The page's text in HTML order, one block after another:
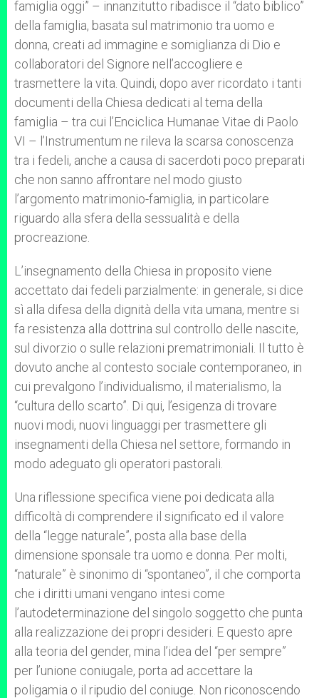
famiglia oggi” – innanzitutto ribadisce il “dato biblico”
della famiglia, basata sul matrimonio tra uomo e
donna, creati ad immagine e somiglianza di Dio e
collaboratori del Signore nell’accogliere e
trasmettere la vita. Quindi, dopo aver ricordato i tanti
documenti della Chiesa dedicati al tema della
famiglia – tra cui l’Enciclica Humanae Vitae di Paolo
VI – l’Instrumentum ne rileva la scarsa conoscenza
tra i fedeli, anche a causa di sacerdoti poco preparati
che non sanno affrontare nel modo giusto
l’argomento matrimonio-famiglia, in particolare
riguardo alla sfera della sessualità e della
procreazione.
L’insegnamento della Chiesa in proposito viene
accettato dai fedeli parzialmente: in generale, si dice
sì alla difesa della dignità della vita umana, mentre si
fa resistenza alla dottrina sul controllo delle nascite,
sul divorzio o sulle relazioni prematrimoniali. Il tutto è
dovuto anche al contesto sociale contemporaneo, in
cui prevalgono l’individualismo, il materialismo, la
“cultura dello scarto”. Di qui, l’esigenza di trovare
nuovi modi, nuovi linguaggi per trasmettere gli
insegnamenti della Chiesa nel settore, formando in
modo adeguato gli operatori pastorali.
Una riflessione specifica viene poi dedicata alla
difficoltà di comprendere il significato ed il valore
della “legge naturale”, posta alla base della
dimensione sponsale tra uomo e donna. Per molti,
“naturale” è sinonimo di “spontaneo”, il che comporta
che i diritti umani vengano intesi come
l’autodeterminazione del singolo soggetto che punta
alla realizzazione dei propri desideri. E questo apre
alla teoria del gender, mina l’idea del “per sempre”
per l’unione coniugale, porta ad accettare la
poligamia o il ripudio del coniuge. Non riconoscendo